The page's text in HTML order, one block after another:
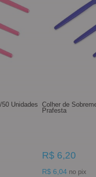
Unidades Colher de
Prafesta
R$ 6,20
R$ 6,04 no pix